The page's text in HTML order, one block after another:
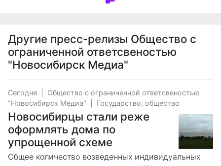
Другие пресс-релизы Общество с
ограниченной ответсвеностью
"Новосибирск Медиа"
Сегодня
Общество с ограниченной ответсвеностью
"Новосибирск Медиа"
Государство, общество
Новосибирцы стали реже
оформлять дома по
упрощенной схеме
Общее количество возведенных индивидуальных